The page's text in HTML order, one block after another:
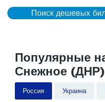
Поиск дешевых
Популярные
Снежное (ДНР)
Россия Украина